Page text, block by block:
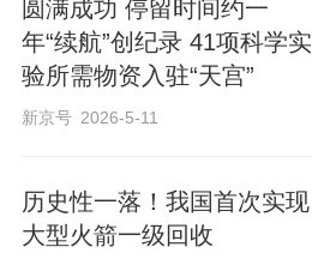
圆满成功 停留时间约一
年“续航”创纪录 41项科学实
验所需物资入驻“天宫”
新京号 2026-5-11
历史性一落！我国首次实现
大型火箭一级回收